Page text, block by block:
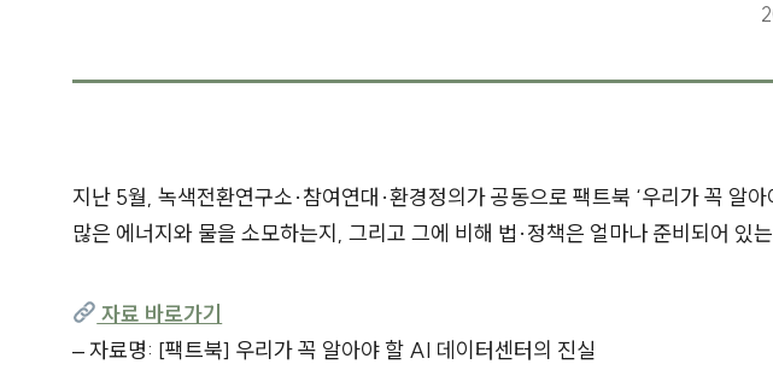
지난 5월, 녹색전환연구소·참여연대·환경정의가 공동으로 팩트북 ‘우리가 꼭
많은 에너지와 물을 소모하는지, 그리고 그에 비해 법·정책은 얼마나 준비되어 있
자료 바로가기
– 자료명: [팩트북] 우리가 꼭 알아야 할 AI 데이터센터의 진실